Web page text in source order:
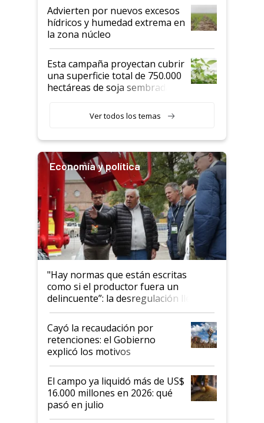
Advierten por nuevos excesos
hídricos y humedad extrema en
la zona núcleo
Esta campaña proyectan cubrir
una superficie total de 750.000
hectáreas de soja sembradas
variedades que marcan un
salto tecnológico en genética y
Ver todos los temas
Economía y política
"Hay normas que están escritas
como si el productor fuera un
delincuente”: la desregulación llegó
al Congreso Aapresid y hasta se
habló del financiamiento al IPCVA
Cayó la recaudación por
retenciones: el Gobierno
explicó los motivos
El campo ya liquidó más de US$
16.000 millones en 2026: qué
pasó en julio